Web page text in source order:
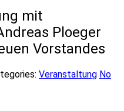
mit
Ploeger
Vorstandes
Veranstaltung No